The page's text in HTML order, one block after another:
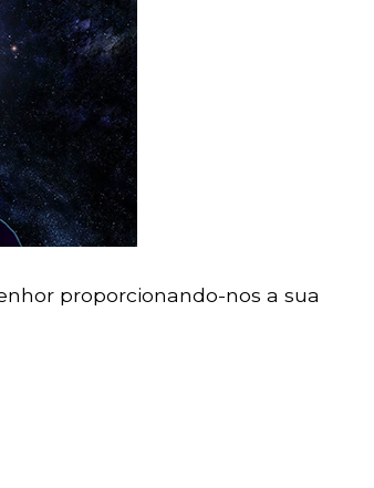
proporcionando-nos a sua